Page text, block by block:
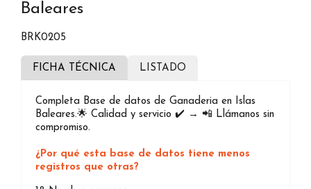
Baleares
BRK0205
FICHA TÉCNICA LISTADO
Completa Base de datos de Ganaderia en Islas
Baleares.🌟 Calidad y servicio ✔️ → 📲 Llámanos sin
compromiso.
¿Por qué esta base de datos tiene menos
registros que otras?